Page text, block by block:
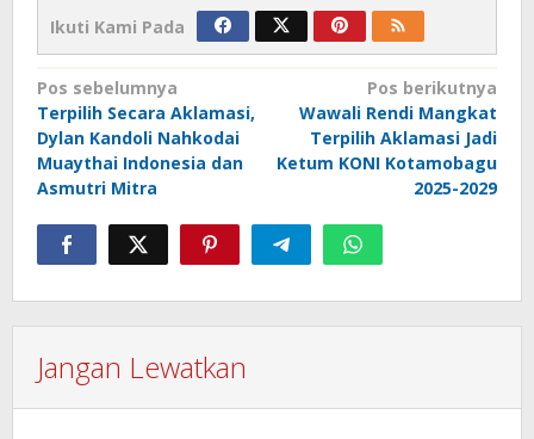
Ikuti Kami Pada
Navigasi
pos
Pos sebelumnya
Terpilih Secara Aklamasi,
Dylan Kandoli Nahkodai
Muaythai Indonesia dan
Asmutri Mitra
Pos berikutnya
Wawali Rendi Mangkat
Terpilih Aklamasi Jadi
Ketum KONI Kotamobagu
2025-2029
Jangan Lewatkan